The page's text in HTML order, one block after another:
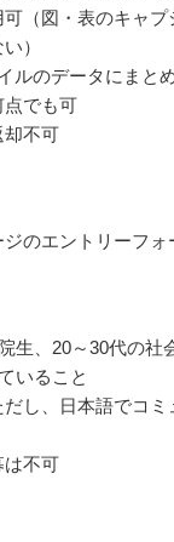
（図・表のキャプ
）
ルのデータにまと
でも可
不可
のエントリーフォ
生、20～30代の社
いること
し、日本語でコミ
不可